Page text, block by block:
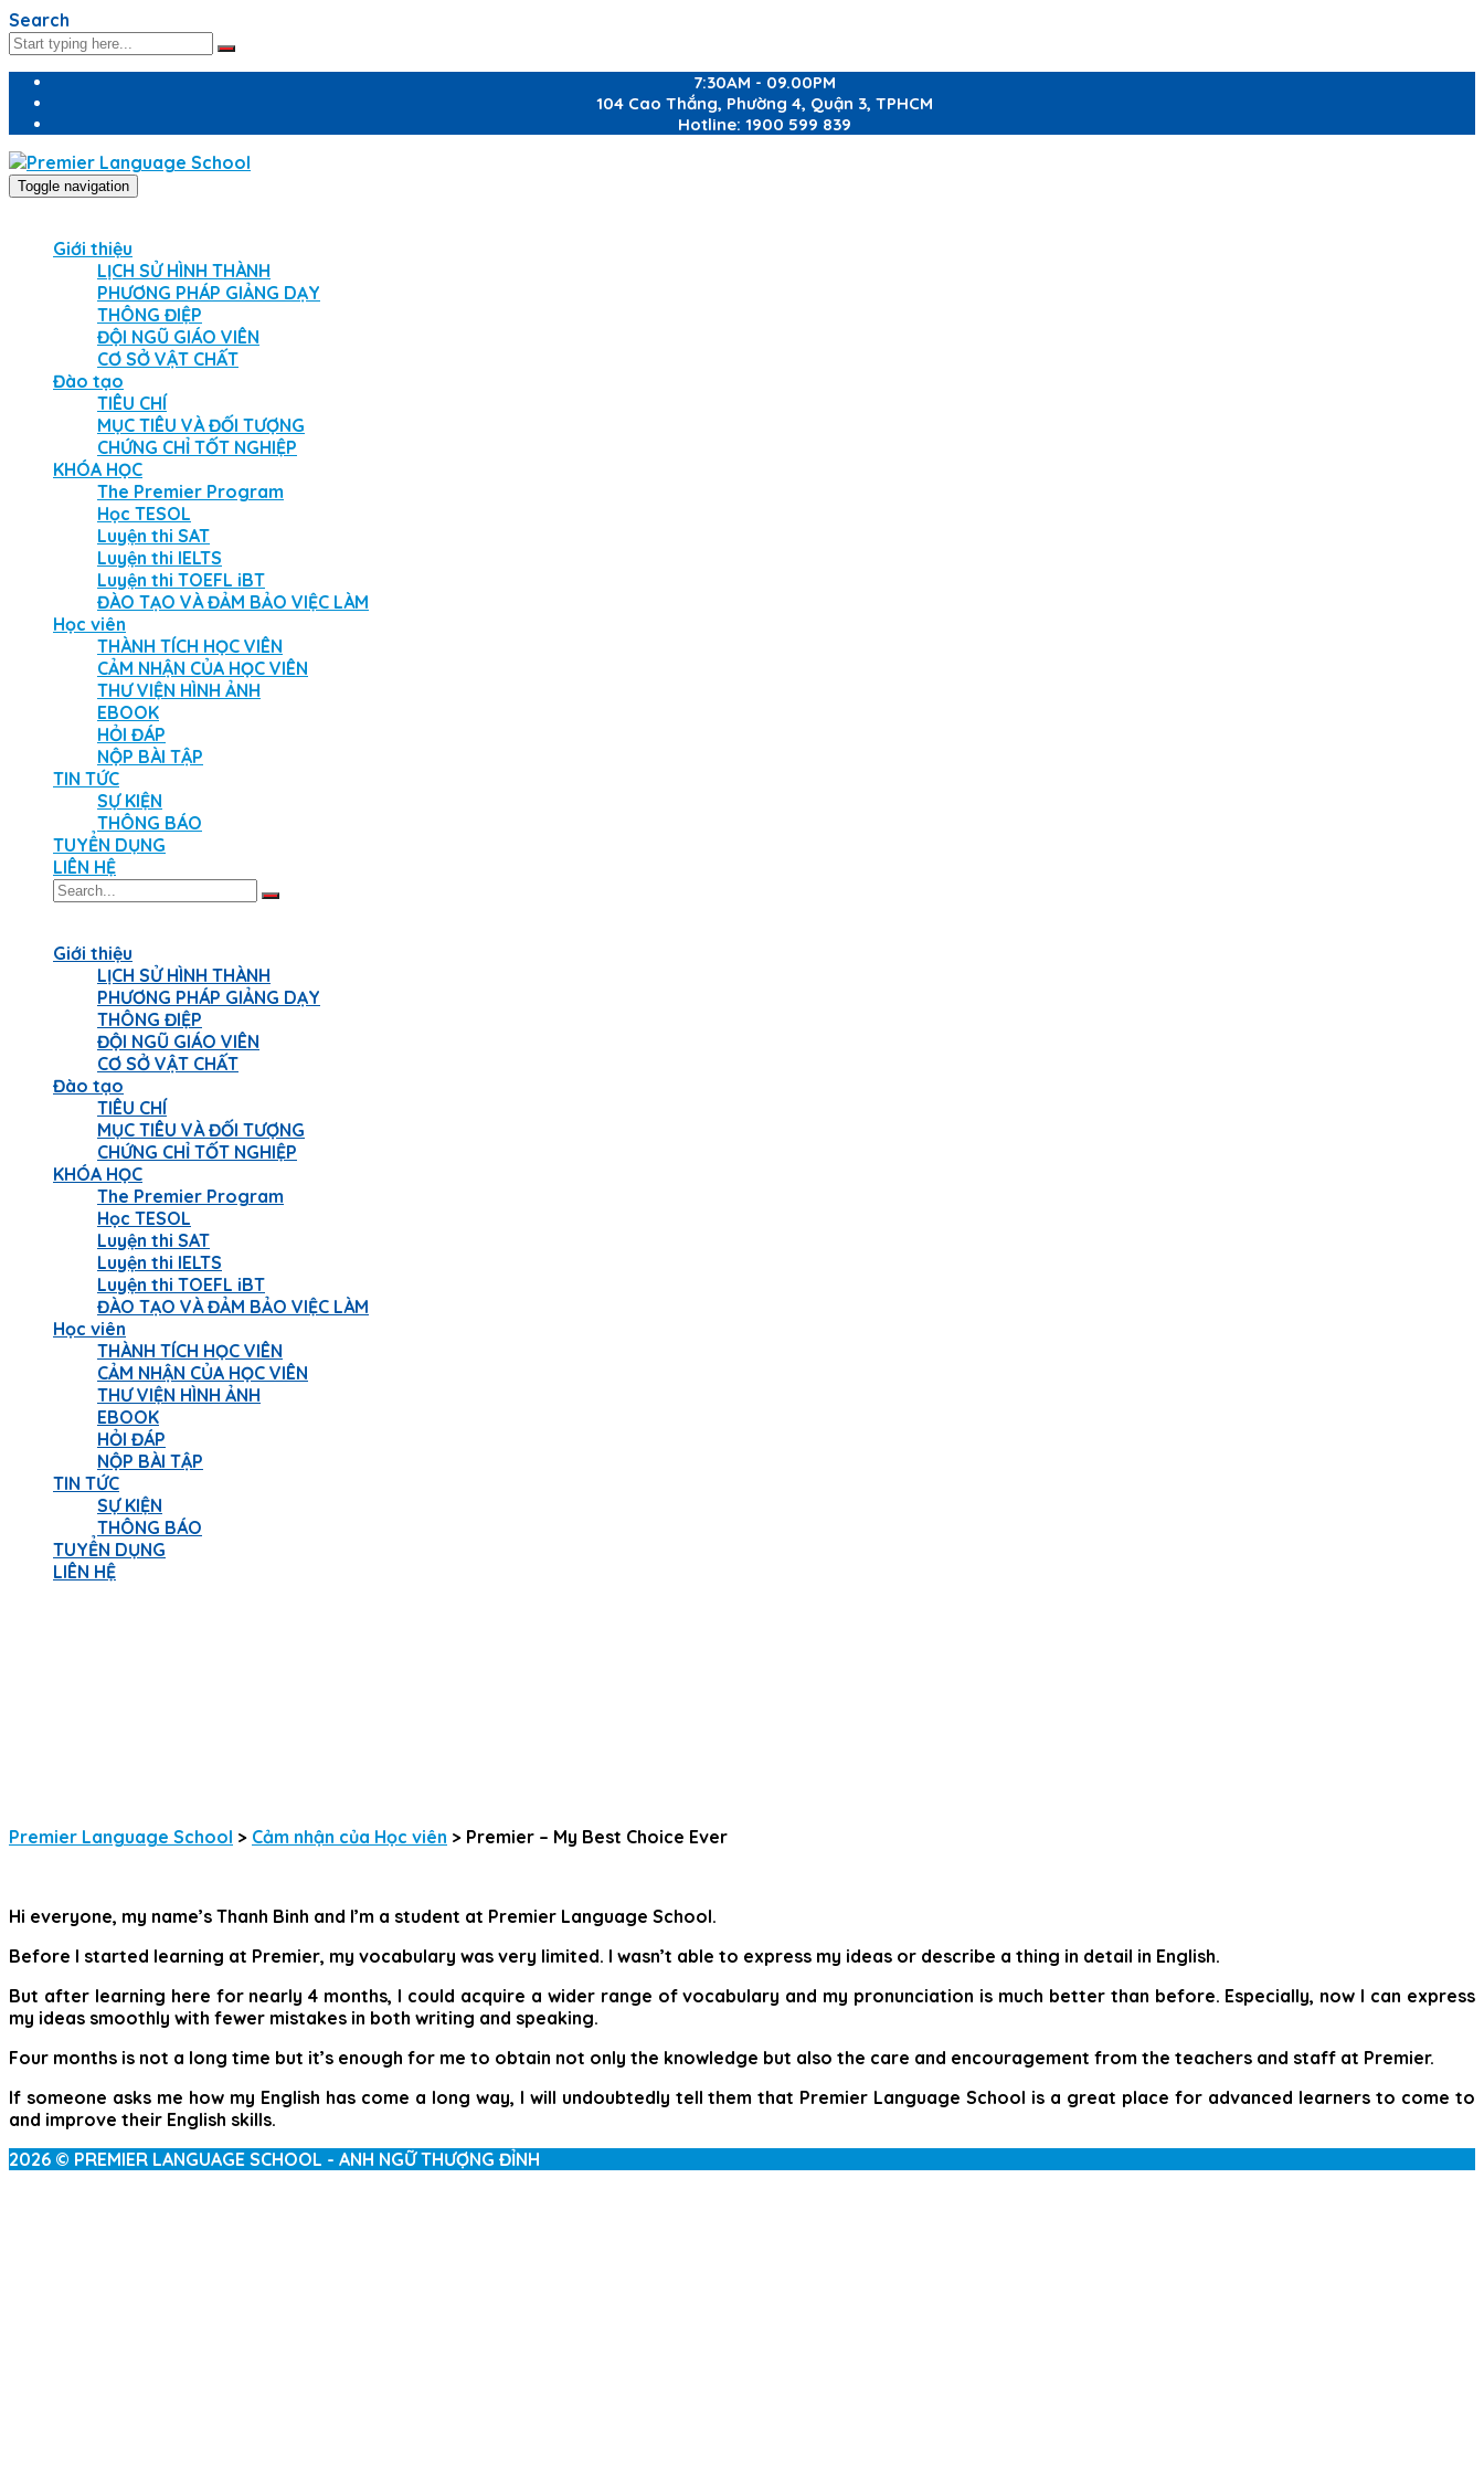
Search
7:30AM - 09.00PM
104 Cao Thắng, Phường 4, Quận 3, TPHCM
Hotline: 1900 599 839
Toggle navigation
Giới thiệu
LỊCH SỬ HÌNH THÀNH
PHƯƠNG PHÁP GIẢNG DẠY
THÔNG ĐIỆP
ĐỘI NGŨ GIÁO VIÊN
CƠ SỞ VẬT CHẤT
Đào tạo
TIÊU CHÍ
MỤC TIÊU VÀ ĐỐI TƯỢNG
CHỨNG CHỈ TỐT NGHIỆP
KHÓA HỌC
The Premier Program
Học TESOL
Luyện thi SAT
Luyện thi IELTS
Luyện thi TOEFL iBT
ĐÀO TẠO VÀ ĐẢM BẢO VIỆC LÀM
Học viên
THÀNH TÍCH HỌC VIÊN
CẢM NHẬN CỦA HỌC VIÊN
THƯ VIỆN HÌNH ẢNH
EBOOK
HỎI ĐÁP
NỘP BÀI TẬP
TIN TỨC
SỰ KIỆN
THÔNG BÁO
TUYỂN DỤNG
LIÊN HỆ
Giới thiệu
LỊCH SỬ HÌNH THÀNH
PHƯƠNG PHÁP GIẢNG DẠY
THÔNG ĐIỆP
ĐỘI NGŨ GIÁO VIÊN
CƠ SỞ VẬT CHẤT
Đào tạo
TIÊU CHÍ
MỤC TIÊU VÀ ĐỐI TƯỢNG
CHỨNG CHỈ TỐT NGHIỆP
KHÓA HỌC
The Premier Program
Học TESOL
Luyện thi SAT
Luyện thi IELTS
Luyện thi TOEFL iBT
ĐÀO TẠO VÀ ĐẢM BẢO VIỆC LÀM
Học viên
THÀNH TÍCH HỌC VIÊN
CẢM NHẬN CỦA HỌC VIÊN
THƯ VIỆN HÌNH ẢNH
EBOOK
HỎI ĐÁP
NỘP BÀI TẬP
TIN TỨC
SỰ KIỆN
THÔNG BÁO
TUYỂN DỤNG
LIÊN HỆ
Premier Language School > Cảm nhận của Học viên > Premier – My Best Choice Ever
Hi everyone, my name’s Thanh Binh and I’m a student at Premier Language School.
Before I started learning at Premier, my vocabulary was very limited. I wasn’t able to express my ideas or describe a thing in detail in English.
But after learning here for nearly 4 months, I could acquire a wider range of vocabulary and my pronunciation is much better than before. Especially, now I can express
my ideas smoothly with fewer mistakes in both writing and speaking.
Four months is not a long time but it’s enough for me to obtain not only the knowledge but also the care and encouragement from the teachers and staff at Premier.
If someone asks me how my English has come a long way, I will undoubtedly tell them that Premier Language School is a great place for advanced learners to come to
and improve their English skills.
2026 © PREMIER LANGUAGE SCHOOL - ANH NGỮ THƯỢNG ĐỈNH